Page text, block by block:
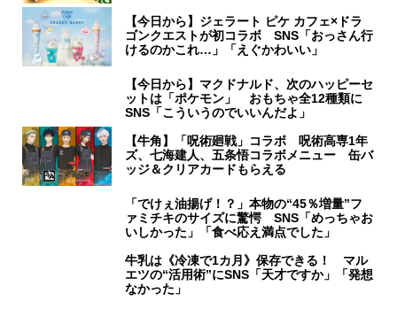
【今日から】ジェラート ピケ カフェ×ドラ
ゴンクエストが初コラボ SNS「おっさん行
けるのかこれ…」「えぐかわいい」
【今日から】マクドナルド、次のハッピーセ
ットは「ポケモン」 おもちゃ全12種類に
SNS「こういうのでいいんだよ」
【牛角】「呪術廻戦」コラボ 呪術高専1年
ズ、七海建人、五条悟コラボメニュー 缶バ
ッジ＆クリアカードもらえる
「でけぇ油揚げ！？」本物の“45％増量”フ
ァミチキのサイズに驚愕 SNS「めっちゃお
いしかった」「食べ応え満点でした」
牛乳は《冷凍で1カ月》保存できる！ マル
エツの“活用術”にSNS「天才ですか」「発想
なかった」